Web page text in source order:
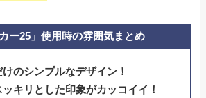
カー25」使用時の雰囲気まとめ
のシンプルなデザイン！
キリとした印象がカッコイイ！